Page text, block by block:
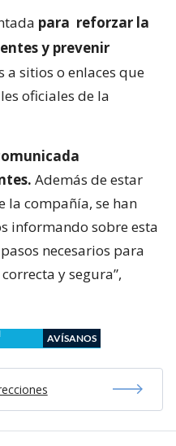
para reforzar la
y prevenir
a sitios o enlaces que
oficiales de la
Además de estar
la compañía, se han
informando sobre esta
necesarios para
y segura”,
AVÍSANOS